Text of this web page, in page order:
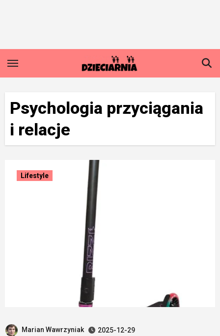
Psychologia przyciągania
i relacje
Lifestyle
Marian Wawrzyniak 2025-12-29